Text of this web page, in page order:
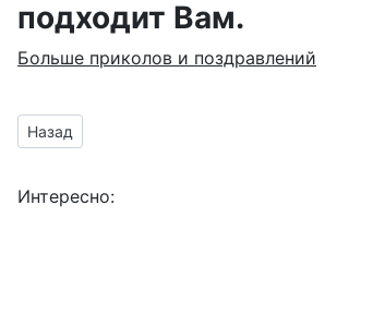
подходит Вам.
Больше приколов и поздравлений
Предыдущий материал: анимашка на
Назад
Интересно: